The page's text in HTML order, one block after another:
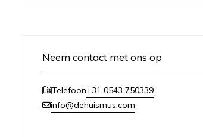
Neem contact met ons op
Telefoon+31 0543 750339
info@dehuismus.com